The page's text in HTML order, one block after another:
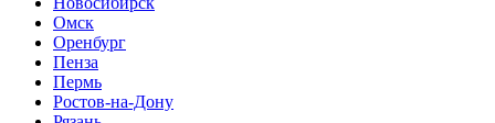
Омск
Оренбург
Пенза
Пермь
Ростов-на-Дону